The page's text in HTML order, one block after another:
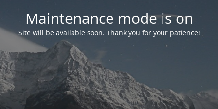
Maintenance mode is on
Site will be available soon. Thank you for your patience!